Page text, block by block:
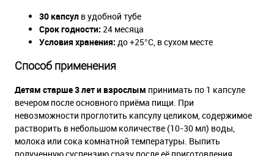
30 капсул в удобной тубе
Срок годности: 24 месяца
Условия хранения: до +25°С, в сухом месте
Способ применения
Детям старше 3 лет и взрослым принимать по 1 капсуле
вечером после основного приёма пищи. При
невозможности проглотить капсулу целиком, содержимое
растворить в небольшом количестве (10-30 мл) воды,
молока или сока комнатной температуры. Выпить